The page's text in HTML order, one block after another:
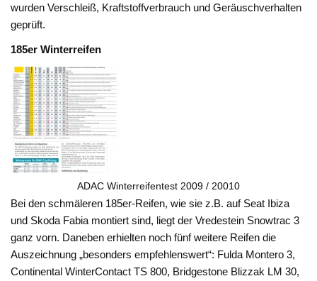
wurden Verschleiß, Kraftstoffverbrauch und Geräuschverhalten
geprüft.
185er Winterreifen
ADAC Winterreifentest 2009 / 20010
Bei den schmäleren 185er-Reifen, wie sie z.B. auf Seat Ibiza
und Skoda Fabia montiert sind, liegt der Vredestein Snowtrac 3
ganz vorn. Daneben erhielten noch fünf weitere Reifen die
Auszeichnung „besonders empfehlenswert“: Fulda Montero 3,
Continental WinterContact TS 800, Bridgestone Blizzak LM 30,